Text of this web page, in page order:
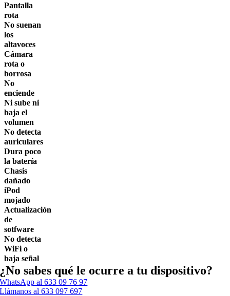
Pantalla
rota
No suenan
los
altavoces
Cámara
rota o
borrosa
No
enciende
Ni sube ni
baja el
volumen
No detecta
auriculares
Dura poco
la batería
Chasis
dañado
iPod
mojado
Actualización
de
sotfware
No detecta
WiFi o
baja señal
¿No sabes qué le ocurre a tu dispositivo?
WhatsApp al 633 09 76 97
Llámanos al 633 097 697